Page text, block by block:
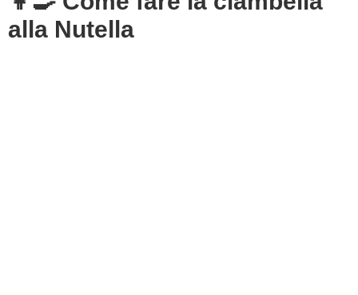
alla Nutella